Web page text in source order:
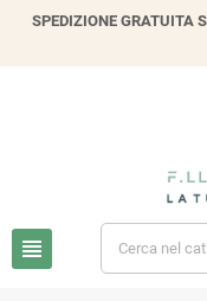
SPEDIZIONE GRATUITA
view_headline